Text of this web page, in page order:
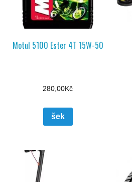
Motul 5100 Ester 4T 15W-50
280,00Kč
šek